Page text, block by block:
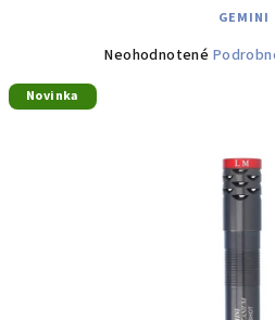
GEMINI
Priemerné
Neohodnotené
Novinka